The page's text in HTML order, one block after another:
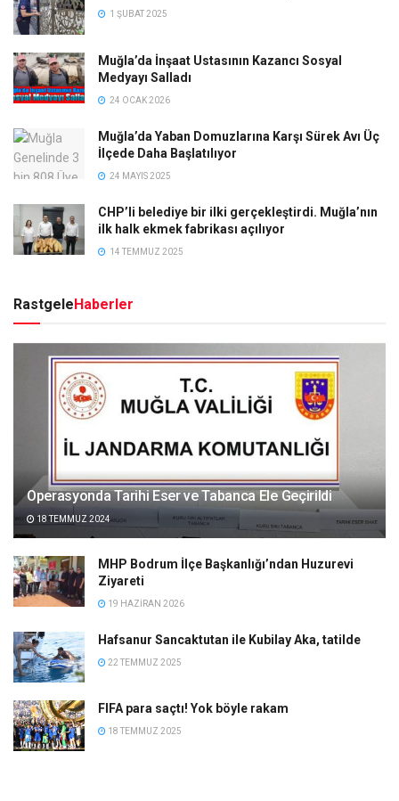
1 ŞUBAT 2025
Muğla’da İnşaat Ustasının Kazancı Sosyal
Medyayı Salladı
24 OCAK 2026
Muğla’da Yaban Domuzlarına Karşı Sürek Avı Üç
İlçede Daha Başlatılıyor
24 MAYIS 2025
CHP’li belediye bir ilki gerçekleştirdi. Muğla’nın
ilk halk ekmek fabrikası açılıyor
14 TEMMUZ 2025
RastgeleHaberler
Operasyonda Tarihi Eser ve Tabanca Ele Geçirildi
18 TEMMUZ 2024
MHP Bodrum İlçe Başkanlığı’ndan Huzurevi
Ziyareti
19 HAZIRAN 2026
Hafsanur Sancaktutan ile Kubilay Aka, tatilde
22 TEMMUZ 2025
FIFA para saçtı! Yok böyle rakam
18 TEMMUZ 2025